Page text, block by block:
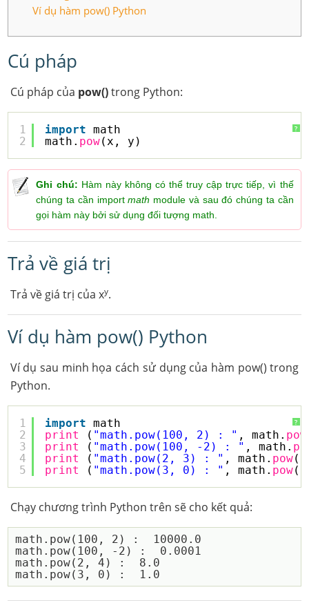
Ví dụ hàm pow() Python
Cú pháp
Cú pháp của pow()trong Python:
?
1
2
import
math
math. pow(x, y)
Ghi chú: Hàm này không có thể truy cập trực tiếp, vì thế
chúng ta cần importmath module và sau đó chúng ta cần
gọi hàm này bởi sử dụng đối tượng math.
Trả về giá trị
Trả về giá trị của xy.
Ví dụ hàm pow() Python
Ví dụ sau minh họa cách sử dụng của hàm pow() trong
Python.
?
1
2
3
4
5
import
math
print
( "math.pow(100, 2) : " , math. pow
print
( "math.pow(100, -2) : " , math.
print
( "math.pow(2, 3) : " , math. pow(
print
( "math.pow(3, 0) : " , math. pow(
Chạy chương trình Python trên sẽ cho kết quả:
math.pow(100, 2) :  10000.0
math.pow(100, -2) :  0.0001
math.pow(2, 4) :  8.0